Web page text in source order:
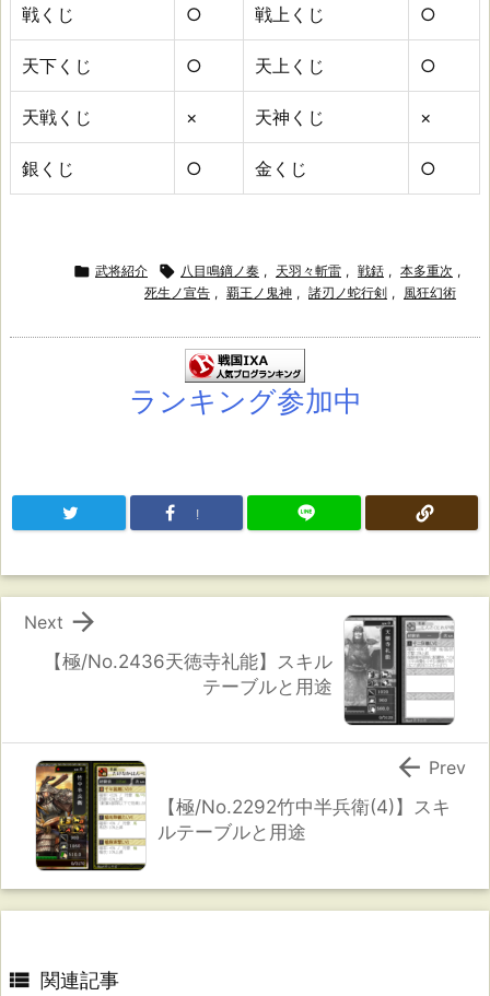
じ
戦くじ ○ 戦上くじ ○
天下くじ ○ 天上くじ ○
天戦くじ × 天神くじ ×
銀くじ ○ 金くじ ○
 武将紹介  八目鳴鏑ノ奏 , 天羽々斬雷 , 戦銛 , 本多重次 ,
死生ノ宣告 , 覇王ノ鬼神 , 諸刃ノ蛇行剣 , 風狂幻術
ランキング参加中
!
【極/No.2436天徳寺礼能】スキル
テーブルと用途

Next
【極/No.2292竹中半兵衛(4)】スキ
ルテーブルと用途
 Prev
 関連記事